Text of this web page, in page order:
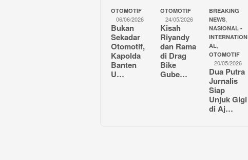
OTOMOTIF
06/06/2026
Bukan
Sekadar
Otomotif,
Kapolda
Banten
U…
OTOMOTIF
24/05/2026
Kisah
Riyandy
dan Rama
di Drag
Bike
Gube…
BREAKING
NEWS
NASIONAL -
INTERNATION
AL
OTOMOTIF
20/05/2026
Dua Putra
Jurnalis
Siap
Unjuk Gigi
di Aj…